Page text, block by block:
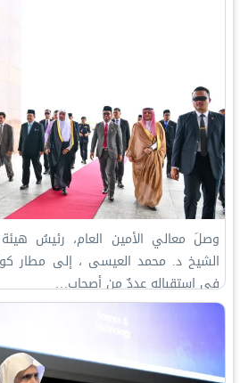
وصلَ معالي الأمين العام، رئيسُ
الشيخ د.⁧‫ محمد العيسى‬⁩ ‬⁩، إلى مطار
في استقباله عددٌ من أصحاب…